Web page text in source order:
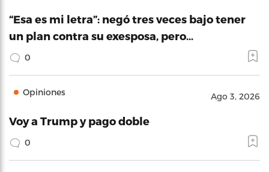
“Esa es mi letra”: negó tres veces bajo tener
un plan contra su exesposa, pero…
0
Opiniones Ago 3, 2026
Voy a Trump y pago doble
0